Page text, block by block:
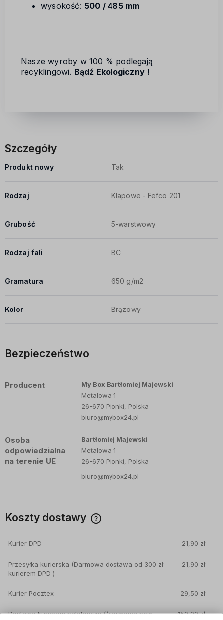
wysokość: 500 / 485 mm
Nasze wyroby w 100 % podlegają
recyklingowi. Bądź Ekologiczny !
Szczegóły
Produkt nowy Tak
Rodzaj Klapowe - Fefco 201
Grubość 5-warstwowy
Rodzaj fali BC
Gramatura 650 g/m2
Kolor Brązowy
Bezpieczeństwo
Producent
My Box Bartłomiej Majewski
Metalowa 1
26-670 Pionki, Polska
biuro@mybox24.pl
Osoba
odpowiedzialna
na terenie UE
Bartłomiej Majewski
Metalowa 1
26-670 Pionki, Polska
biuro@mybox24.pl
Koszty dostawy
Kurier DPD 21,90 zł
Przesyłka kurierska (Darmowa dostawa od 300 zł
kurierem DPD )
21,90 zł
Kurier Pocztex 29,50 zł
Dostawa kurierem paletowym((darmowa pow.
150,00 zł